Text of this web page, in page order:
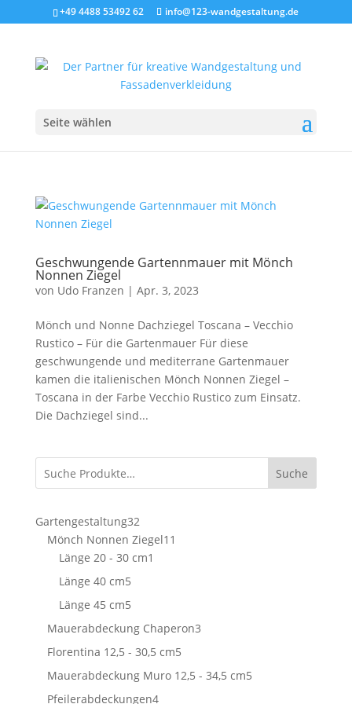
+49 4488 53492 62 info@123-wandgestaltung.de
Seite wählen
Geschwungende Gartennmauer mit Mönch
Nonnen Ziegel
von Udo Franzen | Apr. 3, 2023
Mönch und Nonne Dachziegel Toscana – Vecchio
Rustico – Für die Gartenmauer Für diese
geschwungende und mediterrane Gartenmauer
kamen die italienischen Mönch Nonnen Ziegel –
Toscana in der Farbe Vecchio Rustico zum Einsatz.
Die Dachziegel sind...
Suche
Gartengestaltung3232
Produkte
Mönch Nonnen Ziegel11
Länge 20 - 30 cm1
Länge 40 cm55
Produkte
Länge 45 cm55
Produkte
Mauerabdeckung Chaperon33
Florentina 12,5 - 30,5 cm55
Produkte
Mauerabdeckung Muro 12,5 - 34,5 cm55
Pfeilerabdeckungen44